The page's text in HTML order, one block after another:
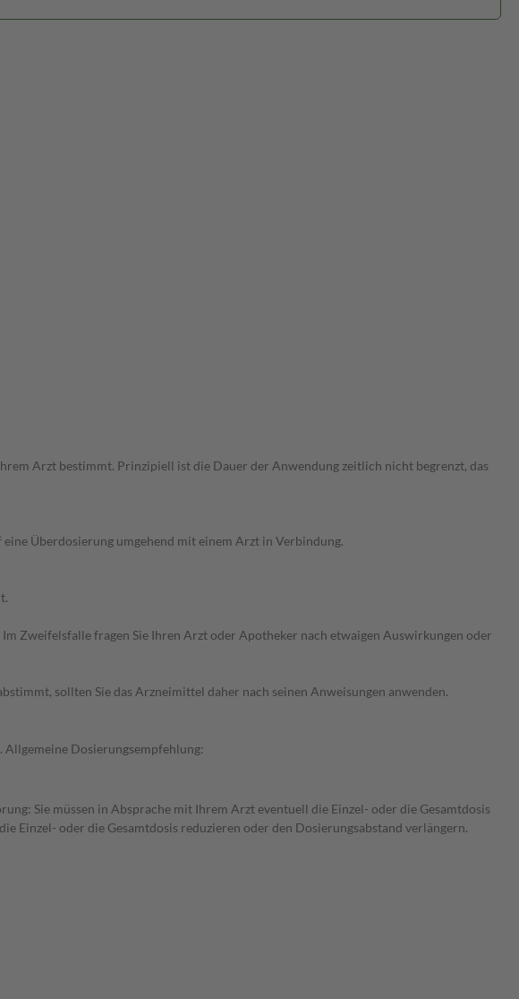
Arzt bestimmt. Prinzipiell ist die Dauer der Anwendung zeitlich nicht begrenzt, das
Überdosierung umgehend mit einem Arzt in Verbindung.
Zweifelsfalle fragen Sie Ihren Arzt oder Apotheker nach etwaigen Auswirkungen oder
sollten Sie das Arzneimittel daher nach seinen Anweisungen anwenden.
Allgemeine Dosierungsempfehlung:
Sie müssen in Absprache mit Ihrem Arzt eventuell die Einzel- oder die Gesamtdosis
Einzel- oder die Gesamtdosis reduzieren oder den Dosierungsabstand verlängern.